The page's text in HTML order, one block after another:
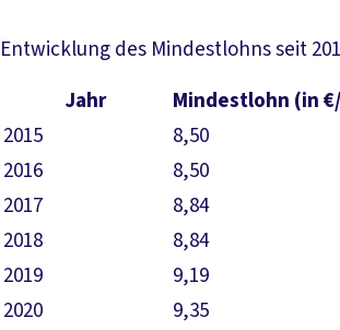
Entwicklung des Mindestlohns seit
Jahr
Mindestlohn (in
2015
8,50
2016
8,50
2017
8,84
2018
8,84
2019
9,19
2020
9,35